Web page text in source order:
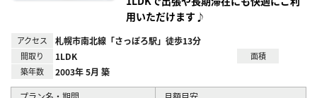
用いただけます♪
アクセス 札幌市南北線「さっぽろ駅」徒歩13分
間取り 1LDK
面積
築年数
2003年 5月 築